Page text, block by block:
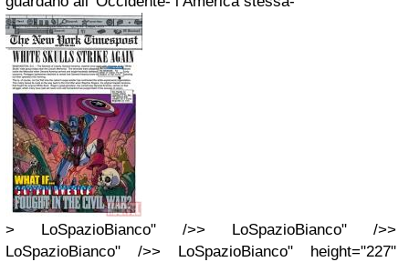
> LoSpazioBianco" />> LoSpazioBianco" />>
LoSpazioBianco" />> LoSpazioBianco" height="227"